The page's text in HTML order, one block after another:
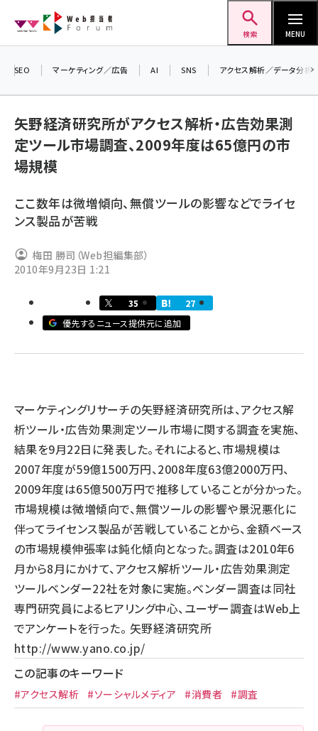
ン
検索 MENU
seo (3523)
youtube (2429)
セミナー (2303)
meo (1275)
SEO マーケティング／広告 AI SNS アクセス解析／データ分析
矢野経済研究所がアクセス解析・広告効果測
定ツール市場調査、2009年度は65億円の市
場規模
ここ数年は微増傾向、無償ツールの影響などでライセ
ンス製品が苦戦
梅田 勝司（Web担編集部）
2010年9月23日 1:21
35
27
優先するニュース提供元に追加
マーケティングリサーチの矢野経済研究所は、アクセス解
析ツール・広告効果測定ツール市場に関する調査を実施、
結果を9月22日に発表した。それによると、市場規模は
2007年度が59億1500万円、2008年度63億2000万円、
2009年度は65億500万円で推移していることが分かった。
市場規模は微増傾向で、無償ツールの影響や景況悪化に
伴ってライセンス製品が苦戦していることから、金額ベース
の市場規模伸張率は鈍化傾向となった。調査は2010年6
月から8月にかけて、アクセス解析ツール・広告効果測定
ツールベンダー22社を対象に実施。ベンダー調査は同社
専門研究員によるヒアリング中心、ユーザー調査はWeb上
でアンケートを行った。 矢野経済研究所
http://www.yano.co.jp/
この記事のキーワード
#アクセス解析 #ソーシャルメディア #消費者 #調査